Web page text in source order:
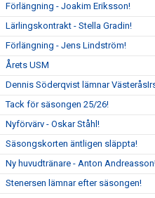
Förlängning - Joakim Eriksson!
Lärlingskontrakt - Stella Gradin!
Förlängning - Jens Lindström!
Årets USM
Dennis Söderqvist lämnar
Tack för säsongen 25/26!
Nyförvärv - Oskar Ståhl!
Säsongskorten äntligen släppta!
Ny huvudtränare - Anton
Stenersen lämnar efter säsongen!